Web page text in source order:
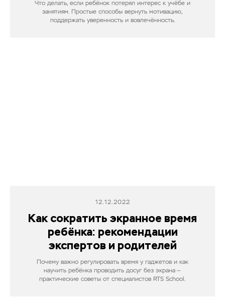
Что делать, если ребёнок потерял интерес к учёбе и
занятиям. Простые способы вернуть мотивацию,
поддержать уверенность и вовлечённость.
12.12.2022
Как сократить экранное время
ребёнка: рекомендации
экспертов и родителей
Почему важно регулировать время у гаджетов и как
научить ребёнка проводить досуг без экрана —
практические советы от специалистов RTS School.